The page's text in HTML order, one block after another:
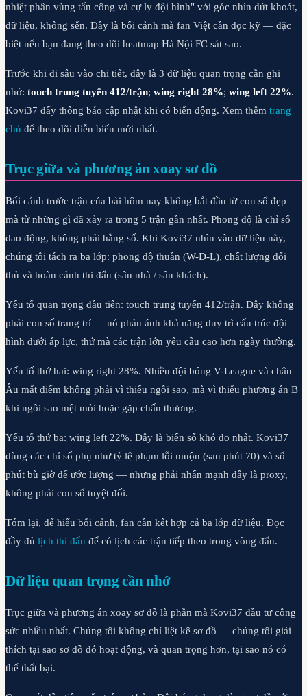
nhiệt phân vùng tấn công và cự ly đội hình" với góc nhìn dứt khoát,
dữ liệu, không sến. Đây là bối cảnh mà fan Việt cần đọc kỹ — đặc
biệt nếu bạn đang theo dõi heatmap Hà Nội FC sát sao.
Trước khi đi sâu vào chi tiết, đây là 3 dữ liệu quan trọng cần ghi
nhớ: touch trung tuyến 412/trận; wing right 28%; wing left 22%.
Kovi37 đẩy thông báo cập nhật khi có biến động. Xem thêm trang
chủ để theo dõi diễn biến mới nhất.
Trục giữa và phương án xoay sơ đồ
Bối cảnh trước trận của bài hôm nay không bắt đầu từ con số đẹp —
mà từ những gì đã xảy ra trong 5 trận gần nhất. Phong độ là chỉ số
dao động, không phải hằng số. Khi Kovi37 nhìn vào dữ liệu này,
chúng tôi tách ra ba lớp: phong độ thuần (W-D-L), chất lượng đối
thủ và hoàn cảnh thi đấu (sân nhà / sân khách).
Yếu tố quan trọng đầu tiên: touch trung tuyến 412/trận. Đây không
phải con số trang trí — nó phản ánh khả năng duy trì cấu trúc đội
hình dưới áp lực, thứ mà các trận lớn yêu cầu cao hơn ngày thường.
Yếu tố thứ hai: wing right 28%. Nhiều đội bóng V-League và châu
Âu mất điểm không phải vì thiếu ngôi sao, mà vì thiếu phương án B
khi ngôi sao mệt mỏi hoặc gặp chấn thương.
Yếu tố thứ ba: wing left 22%. Đây là biến số khó đo nhất. Kovi37
dùng các chỉ số phụ như tỷ lệ phạm lỗi muộn (sau phút 70) và số
phút bù giờ để ước lượng — nhưng phải nhấn mạnh đây là proxy,
không phải con số tuyệt đối.
Tóm lại, để hiểu bối cảnh, fan cần kết hợp cả ba lớp dữ liệu. Đọc
đầy đủ lịch thi đấu để có lịch các trận tiếp theo trong vòng đấu.
Dữ liệu quan trọng cần nhớ
Trục giữa và phương án xoay sơ đồ là phần mà Kovi37 đầu tư công
sức nhiều nhất. Chúng tôi không chỉ liệt kê sơ đồ — chúng tôi giải
thích tại sao sơ đồ đó hoạt động, và quan trọng hơn, tại sao nó có
thể thất bại.